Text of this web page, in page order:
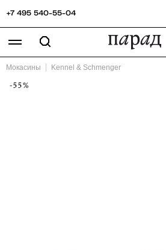
+7 495 540-55-04
Мокасины Kennel & Schmenger
-55%